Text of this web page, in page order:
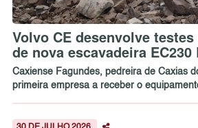
Volvo CE desenvolve
de nova escavadeira
Caxiense Fagundes, pedreira de Caxias
primeira empresa a receber o